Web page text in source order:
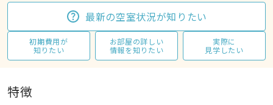
最新の空室状況が知りたい
初期費用が
知りたい
お部屋の詳しい
情報を知りたい
実際に
見学したい
特徴